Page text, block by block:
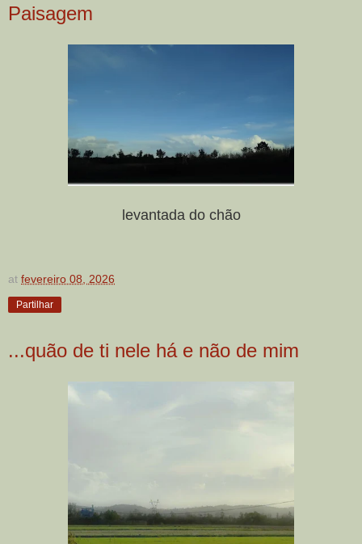
Paisagem
levantada do chão
at fevereiro 08, 2026
Partilhar
...quão de ti nele há e não de mim